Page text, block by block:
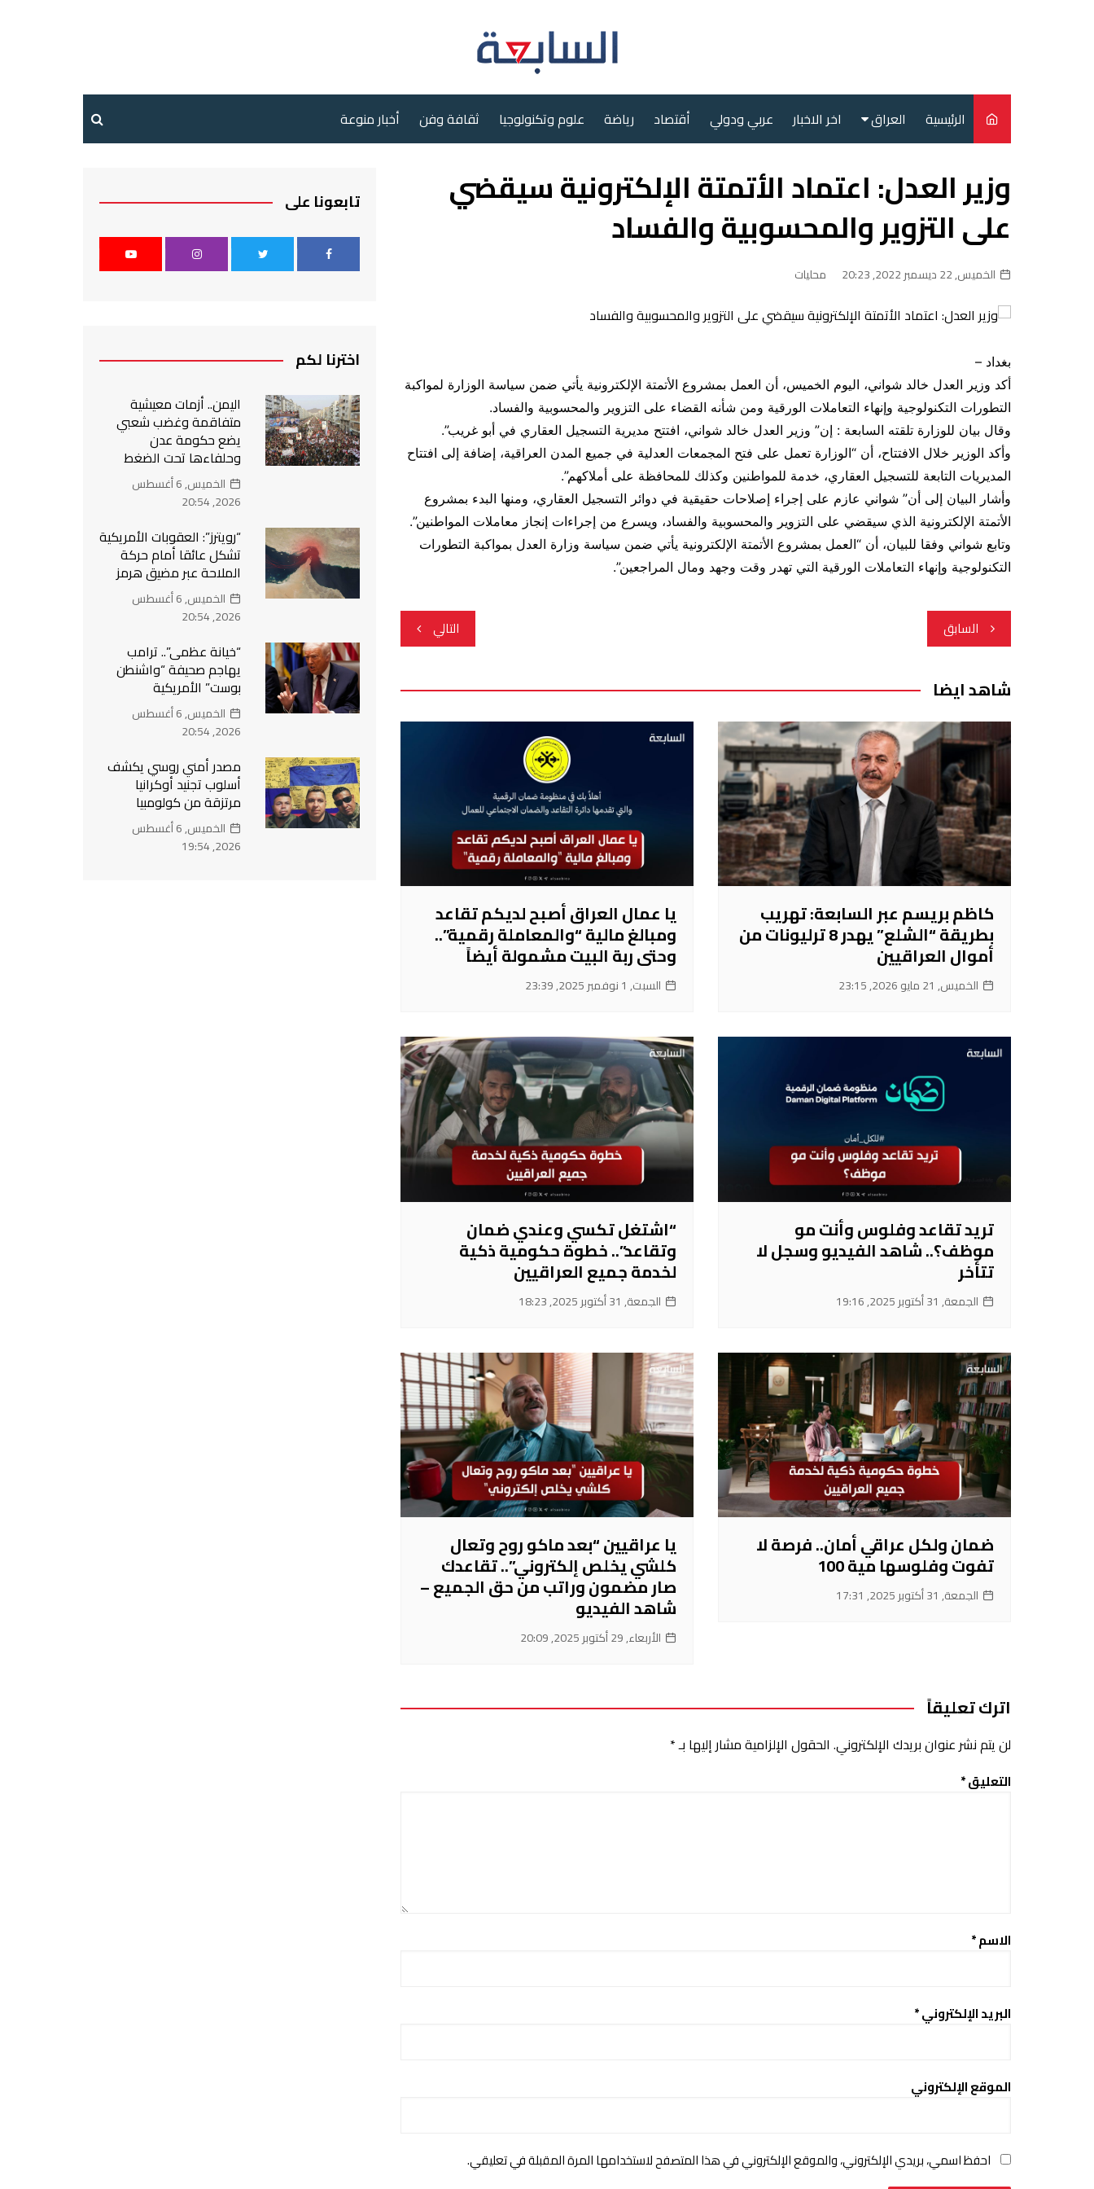
الرئيسية العراق
سياسة
محليات
اخر الاخبار عربي ودولي أقتصاد رياضة علوم وتكنولوجيا ثقافة وفن أخبار منوعة
وزير العدل: اعتماد الأتمتة الإلكترونية سيقضي
على التزوير والمحسوبية والفساد
الخميس, 22 ديسمبر 2022, 20:23 محليات
بغداد –
أكد وزير العدل خالد شواني، اليوم الخميس، أن العمل بمشروع الأتمتة الإلكترونية يأتي ضمن سياسة الوزارة لمواكبة
التطورات التكنولوجية وإنهاء التعاملات الورقية ومن شأنه القضاء على التزوير والمحسوبية والفساد.
وقال بيان للوزارة تلقته السابعة : إن” وزير العدل خالد شواني، افتتح مديرية التسجيل العقاري في أبو غريب”.
وأكد الوزير خلال الافتتاح، أن “الوزارة تعمل على فتح المجمعات العدلية في جميع المدن العراقية، إضافة إلى افتتاح
المديريات التابعة للتسجيل العقاري، خدمة للمواطنين وكذلك للمحافظة على أملاكهم”.
وأشار البيان إلى أن” شواني عازم على إجراء إصلاحات حقيقية في دوائر التسجيل العقاري، ومنها البدء بمشروع
الأتمتة الإلكترونية الذي سيقضي على التزوير والمحسوبية والفساد، ويسرع من إجراءات إنجاز معاملات المواطنين”.
وتابع شواني وفقا للبيان، أن “العمل بمشروع الأتمتة الإلكترونية يأتي ضمن سياسة وزارة العدل بمواكبة التطورات
التكنولوجية وإنهاء التعاملات الورقية التي تهدر وقت وجهد ومال المراجعين”.
تصفّح
المقالات
السابق التالي
شاهد ايضا
كاظم بريسم عبر السابعة: تهريب
بطريقة “الشلع” يهدر 8 ترليونات من
أموال العراقيين
الخميس, 21 مايو 2026, 23:15
يا عمال العراق أصبح لديكم تقاعد
ومبالغ مالية “والمعاملة رقمية”..
وحتى ربة البيت مشمولة أيضاً
السبت, 1 نوفمبر 2025, 23:39
تريد تقاعد وفلوس وأنت مو
موظف؟.. شاهد الفيديو وسجل لا
تتأخر
الجمعة, 31 أكتوبر 2025, 19:16
“اشتغل تكسي وعندي ضمان
وتقاعد”.. خطوة حكومية ذكية
لخدمة جميع العراقيين
الجمعة, 31 أكتوبر 2025, 18:23
ضمان ولكل عراقي أمان.. فرصة لا
تفوت وفلوسها مية 100
الجمعة, 31 أكتوبر 2025, 17:31
يا عراقيين “بعد ماكو روح وتعال
كلشي يخلص إلكتروني”.. تقاعدك
صار مضمون وراتب من حق الجميع –
شاهد الفيديو
الأربعاء, 29 أكتوبر 2025, 20:09
اترك تعليقاً
لن يتم نشر عنوان بريدك الإلكتروني. الحقول الإلزامية مشار إليها بـ*
التعليق*
الاسم*
البريد الإلكتروني*
الموقع الإلكتروني
احفظ اسمي، بريدي الإلكتروني، والموقع الإلكتروني في هذا المتصفح لاستخدامها المرة المقبلة في تعليقي.
تابعونا على
اخترنا لكم
اليمن.. أزمات معيشية
متفاقمة وغضب شعبي
يضع حكومة عدن
وحلفاءها تحت الضغط
الخميس, 6 أغسطس
2026, 20:54
“رويترز”: العقوبات الأمريكية
تشكل عائقا أمام حركة
الملاحة عبر مضيق هرمز
الخميس, 6 أغسطس
2026, 20:54
“خيانة عظمى”.. ترامب
يهاجم صحيفة “واشنطن
بوست” الأمريكية
الخميس, 6 أغسطس
2026, 20:54
مصدر أمني روسي يكشف
أسلوب تجنيد أوكرانيا
مرتزقة من كولومبيا
الخميس, 6 أغسطس
2026, 19:54